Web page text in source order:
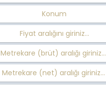
Konum
Fiyat aralığını giriniz...
Metrekare (brüt) aralığı giriniz...
Metrekare (net) aralığı giriniz...